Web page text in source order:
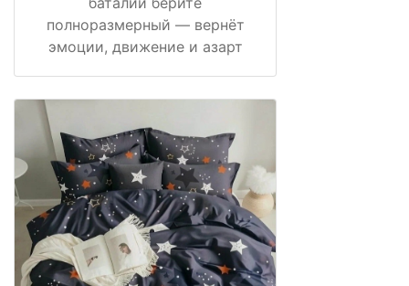
полноразмерный — вернёт
эмоции, движение и азарт